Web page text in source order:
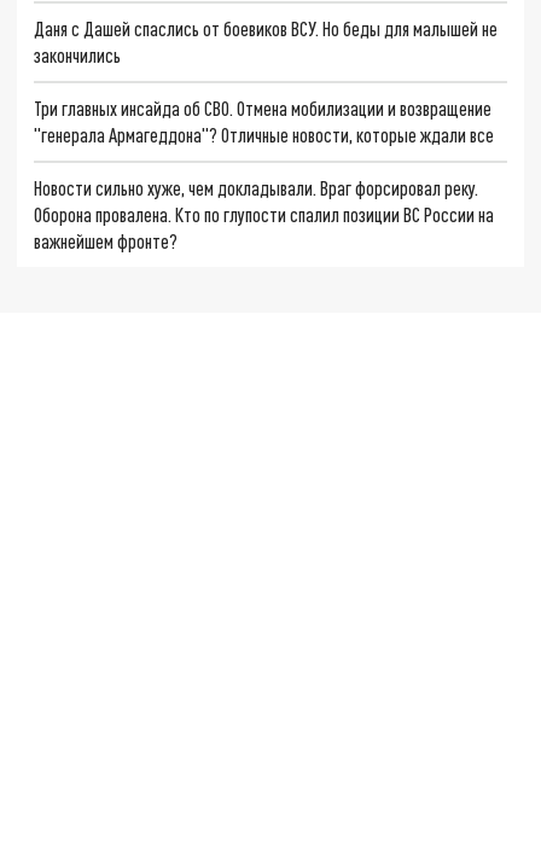
Даня с Дашей спаслись от боевиков ВСУ. Но беды для малышей не
закончились
Три главных инсайда об СВО. Отмена мобилизации и возвращение
"генерала Армагеддона"? Отличные новости, которые ждали все
Новости сильно хуже, чем докладывали. Враг форсировал реку.
Оборона провалена. Кто по глупости спалил позиции ВС России на
важнейшем фронте?